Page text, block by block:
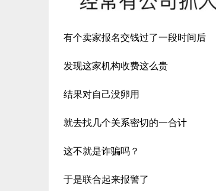
有个卖家报名交钱过了一段时间后
发现这家机构收费这么贵
结果对自己没卵用
就去找几个关系密切的一合计
这不就是诈骗吗？
于是联合起来报警了